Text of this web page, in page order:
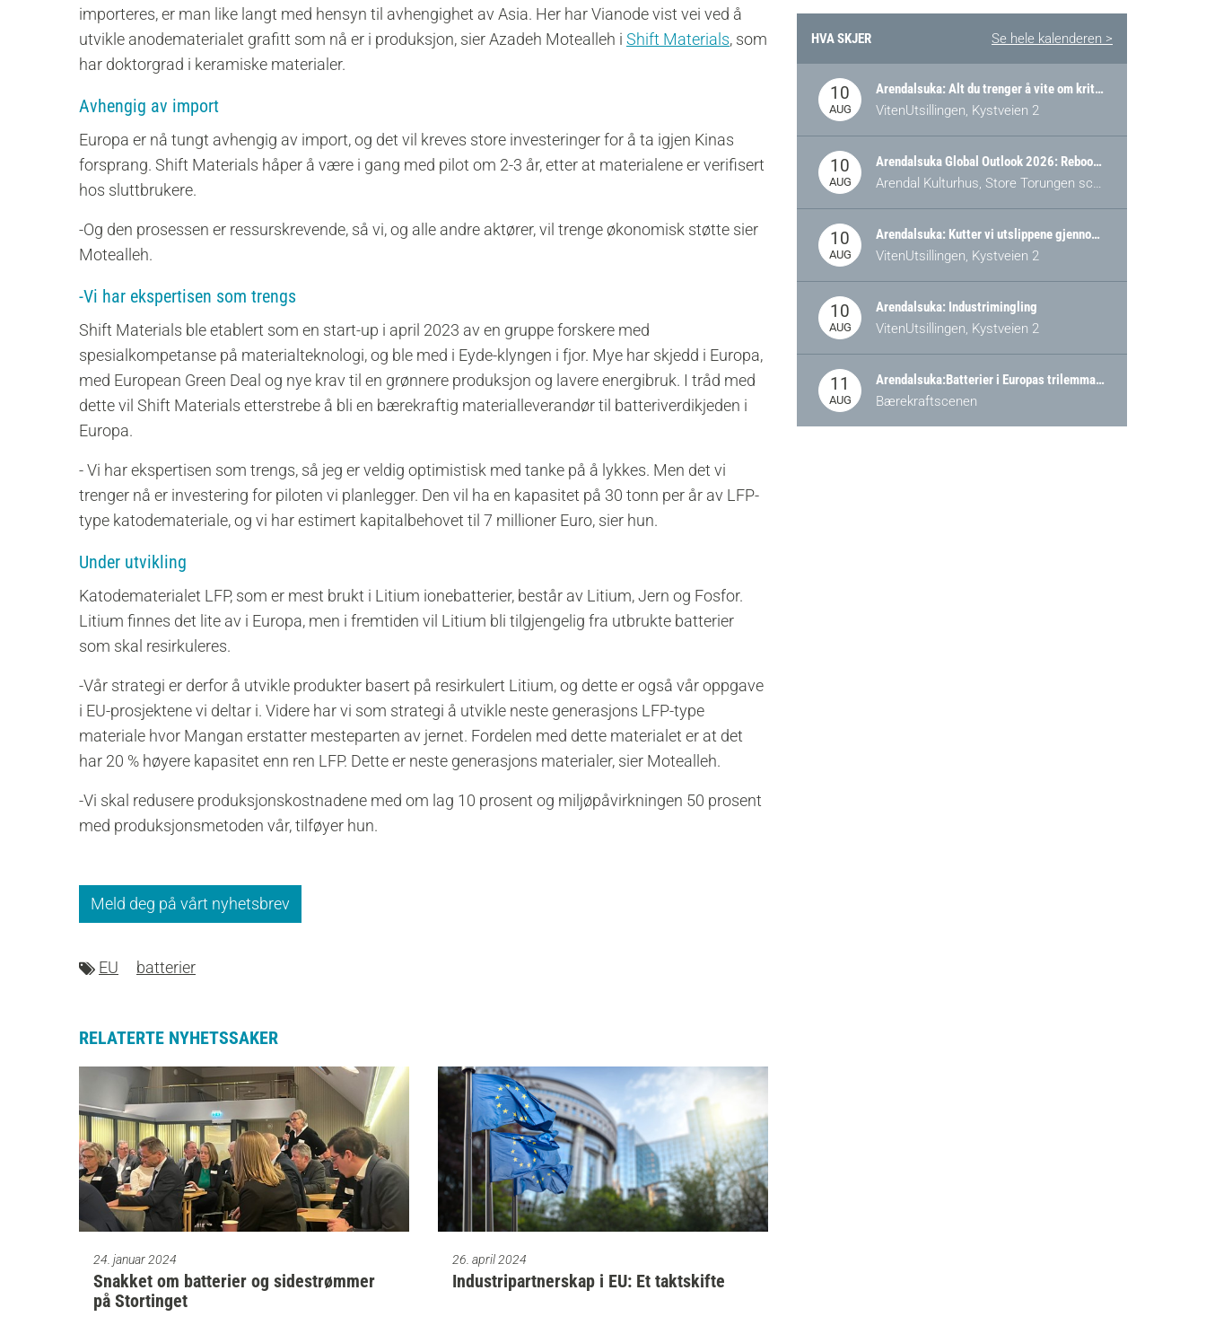
importeres, er man like langt med hensyn til avhengighet av Asia. Her har Vianode vist vei ved å
utvikle anodematerialet grafitt som nå er i produksjon, sier Azadeh Motealleh i Shift Materials, som
har doktorgrad i keramiske materialer.
Avhengig av import
Europa er nå tungt avhengig av import, og det vil kreves store investeringer for å ta igjen Kinas
forsprang. Shift Materials håper å være i gang med pilot om 2-3 år, etter at materialene er verifisert
hos sluttbrukere.
-Og den prosessen er ressurskrevende, så vi, og alle andre aktører, vil trenge økonomisk støtte sier
Motealleh.
-Vi har ekspertisen som trengs
Shift Materials ble etablert som en start-up i april 2023 av en gruppe forskere med
spesialkompetanse på materialteknologi, og ble med i Eyde-klyngen i fjor. Mye har skjedd i Europa,
med European Green Deal og nye krav til en grønnere produksjon og lavere energibruk. I tråd med
dette vil Shift Materials etterstrebe å bli en bærekraftig materialleverandør til batteriverdikjeden i
Europa.
- Vi har ekspertisen som trengs, så jeg er veldig optimistisk med tanke på å lykkes. Men det vi
trenger nå er investering for piloten vi planlegger. Den vil ha en kapasitet på 30 tonn per år av LFP-
type katodemateriale, og vi har estimert kapitalbehovet til 7 millioner Euro, sier hun.
Under utvikling
Katodematerialet LFP, som er mest brukt i Litium ionebatterier, består av Litium, Jern og Fosfor.
Litium finnes det lite av i Europa, men i fremtiden vil Litium bli tilgjengelig fra utbrukte batterier
som skal resirkuleres.
-Vår strategi er derfor å utvikle produkter basert på resirkulert Litium, og dette er også vår oppgave
i EU-prosjektene vi deltar i. Videre har vi som strategi å utvikle neste generasjons LFP-type
materiale hvor Mangan erstatter mesteparten av jernet. Fordelen med dette materialet er at det
har 20 % høyere kapasitet enn ren LFP. Dette er neste generasjons materialer, sier Motealleh.
-Vi skal redusere produksjonskostnadene med om lag 10 prosent og miljøpåvirkningen 50 prosent
med produksjonsmetoden vår, tilføyer hun.
Meld deg på vårt nyhetsbrev
EU batterier
RELATERTE NYHETSSAKER
24. januar 2024
Snakket om batterier og sidestrømmer
på Stortinget
26. april 2024
Industripartnerskap i EU: Et taktskifte
HVA SKJER Se hele kalenderen >
10
AUG
Arendalsuka: Alt du trenger å vite om kritiske og strategiske verdikjeder i Norge
VitenUtsillingen, Kystveien 2
10
AUG
Arendalsuka Global Outlook 2026: Rebooting Democracy for a New World Order
Arendal Kulturhus, Store Torungen scene
10
AUG
Arendalsuka: Kutter vi utslippene gjennom omstilling – eller tap av industri?
VitenUtsillingen, Kystveien 2
10
AUG
Arendalsuka: Industrimingling
VitenUtsillingen, Kystveien 2
11
AUG
Arendalsuka:Batterier i Europas trilemma: Energisikkerhet, konkurransekraft og bærekraft (Battery Norway-arrangement)
Bærekraftscenen